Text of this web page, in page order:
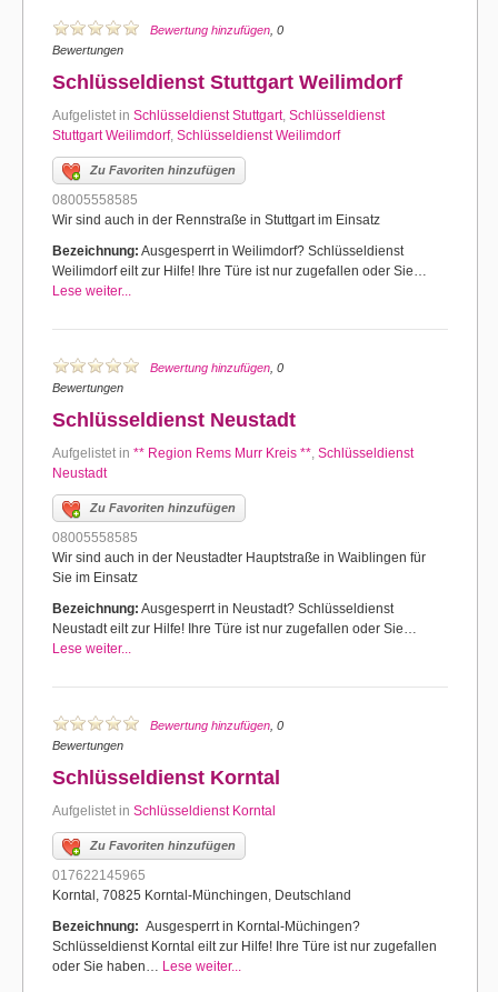
Bewertung hinzufügen , 0
Bewertungen
Schlüsseldienst Stuttgart Weilimdorf
Aufgelistet in Schlüsseldienst Stuttgart, Schlüsseldienst
Stuttgart Weilimdorf, Schlüsseldienst Weilimdorf
Zu Favoriten hinzufügen
08005558585
Wir sind auch in der Rennstraße in Stuttgart im Einsatz
Bezeichnung: Ausgesperrt in Weilimdorf? Schlüsseldienst
Weilimdorf eilt zur Hilfe! Ihre Türe ist nur zugefallen oder Sie…
Lese weiter...
Bewertung hinzufügen , 0
Bewertungen
Schlüsseldienst Neustadt
Aufgelistet in ** Region Rems Murr Kreis **, Schlüsseldienst
Neustadt
Zu Favoriten hinzufügen
08005558585
Wir sind auch in der Neustadter Hauptstraße in Waiblingen für
Sie im Einsatz
Bezeichnung: Ausgesperrt in Neustadt? Schlüsseldienst
Neustadt eilt zur Hilfe! Ihre Türe ist nur zugefallen oder Sie…
Lese weiter...
Bewertung hinzufügen , 0
Bewertungen
Schlüsseldienst Korntal
Aufgelistet in Schlüsseldienst Korntal
Zu Favoriten hinzufügen
017622145965
Korntal, 70825 Korntal-Münchingen, Deutschland
Bezeichnung: Ausgesperrt in Korntal-Müchingen?
Schlüsseldienst Korntal eilt zur Hilfe! Ihre Türe ist nur zugefallen
oder Sie haben… Lese weiter...